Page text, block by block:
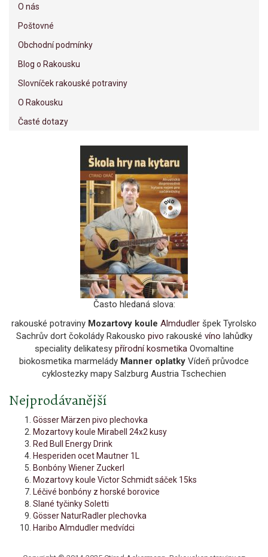
O nás
Poštovné
Obchodní podmínky
Blog o Rakousku
Slovníček rakouské potraviny
O Rakousku
Časté dotazy
Často hledaná slova:
rakouské potraviny Mozartovy koule Almdudler špek Tyrolsko
Sachrův dort čokolády Rakousko pivo rakouské víno lahůdky
speciality delikatesy přírodní kosmetikaOvomaltine
biokosmetika marmelády Manner oplatky Vídeň průvodce
cyklostezky mapy Salzburg Austria Tschechien
Nejprodávanější
Gösser Märzen pivo plechovka
Mozartovy koule Mirabell 24x2 kusy
Red Bull Energy Drink
Hesperiden ocet Mautner 1L
Bonbóny Wiener Zuckerl
Mozartovy koule Victor Schmidt sáček 15ks
Léčivé bonbóny z horské borovice
Slané tyčinky Soletti
Gösser NaturRadler plechovka
Haribo Almdudler medvídci